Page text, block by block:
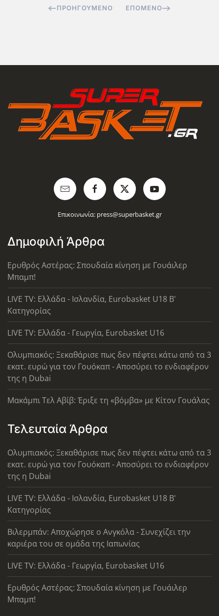
ΠΡΟΗΓΟΎΜΕΝΟ ΕΠΌΜΕΝΟ
Επικοινωνία: press@superbasket.gr
Δημοφιλή Άρθρα
Ερυθρός Αστέρας: Σπουδαία κίνηση με Γουάιλερ
Μπαμπ!
LIVE TV: Ελλάδα - Ισλανδία, Eurobasket U18 Β'
Κατηγορίας
LIVE TV: Ελλάδα - Γεωργία, Eurobasket U16
Ολυμπιακός: Ξεκαθάρισε πως δεν πέφτει κάτω από τα 3
εκατ. ευρώ για τον Γουόκαπ - Αποσύρει το ενδιαφέρον
της η Dubai
Μακάμπι Τελ Αβίβ: Έριξε τη «βόμβα» με Κίτον Γουάλας
Τελευταία Άρθρα
Ολυμπιακός: Ξεκαθάρισε πως δεν πέφτει κάτω από τα 3
εκατ. ευρώ για τον Γουόκαπ - Αποσύρει το ενδιαφέρον
της η Dubai
LIVE TV: Ελλάδα - Ισλανδία, Eurobasket U18 Β'
Κατηγορίας
Βιλερμπάν: Αποχώρησε ο Ανγκόλα - Συνεχίζει την
καριέρα του σε ομάδα της Ιαπωνίας
LIVE TV: Ελλάδα - Γεωργία, Eurobasket U16
Ερυθρός Αστέρας: Σπουδαία κίνηση με Γουάιλερ
Μπαμπ!